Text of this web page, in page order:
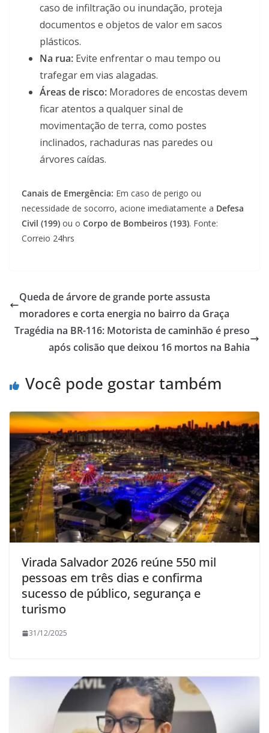
caso de infiltração ou inundação, proteja
documentos e objetos de valor em sacos
plásticos.
Na rua: Evite enfrentar o mau tempo ou
trafegar em vias alagadas.
Áreas de risco: Moradores de encostas devem
ficar atentos a qualquer sinal de
movimentação de terra, como postes
inclinados, rachaduras nas paredes ou
árvores caídas.
Canais de Emergência: Em caso de perigo ou
necessidade de socorro, acione imediatamente a Defesa
Civil (199) ou o Corpo de Bombeiros (193). Fonte:
Correio 24hrs
Queda de árvore de grande porte assusta
moradores e corta energia no bairro da Graça
Tragédia na BR-116: Motorista de caminhão é preso
após colisão que deixou 16 mortos na Bahia
Você pode gostar também
Virada Salvador 2026 reúne 550 mil
pessoas em três dias e confirma
sucesso de público, segurança e
turismo
31/12/2025